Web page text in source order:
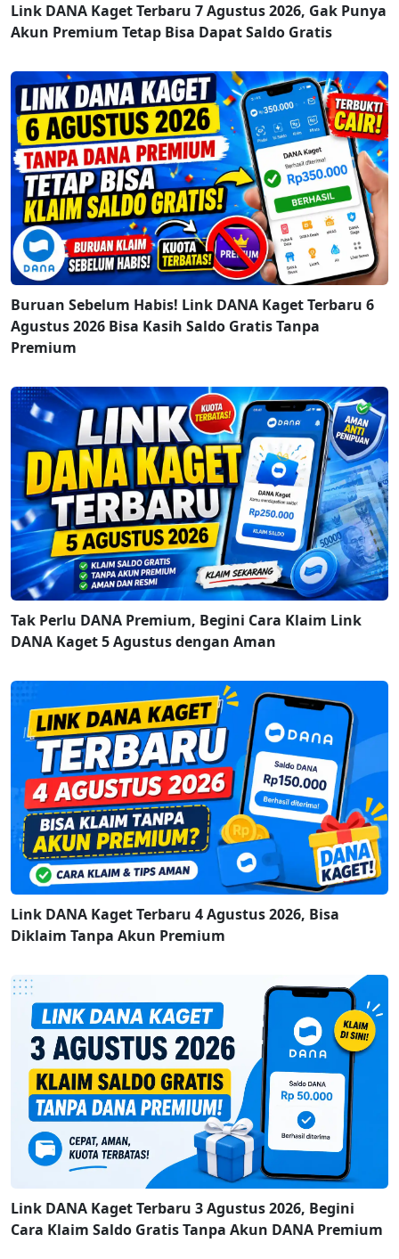
Link DANA Kaget Terbaru 7 Agustus 2026, Gak Punya
Akun Premium Tetap Bisa Dapat Saldo Gratis
Buruan Sebelum Habis! Link DANA Kaget Terbaru 6
Agustus 2026 Bisa Kasih Saldo Gratis Tanpa
Premium
Tak Perlu DANA Premium, Begini Cara Klaim Link
DANA Kaget 5 Agustus dengan Aman
Link DANA Kaget Terbaru 4 Agustus 2026, Bisa
Diklaim Tanpa Akun Premium
Link DANA Kaget Terbaru 3 Agustus 2026, Begini
Cara Klaim Saldo Gratis Tanpa Akun DANA Premium